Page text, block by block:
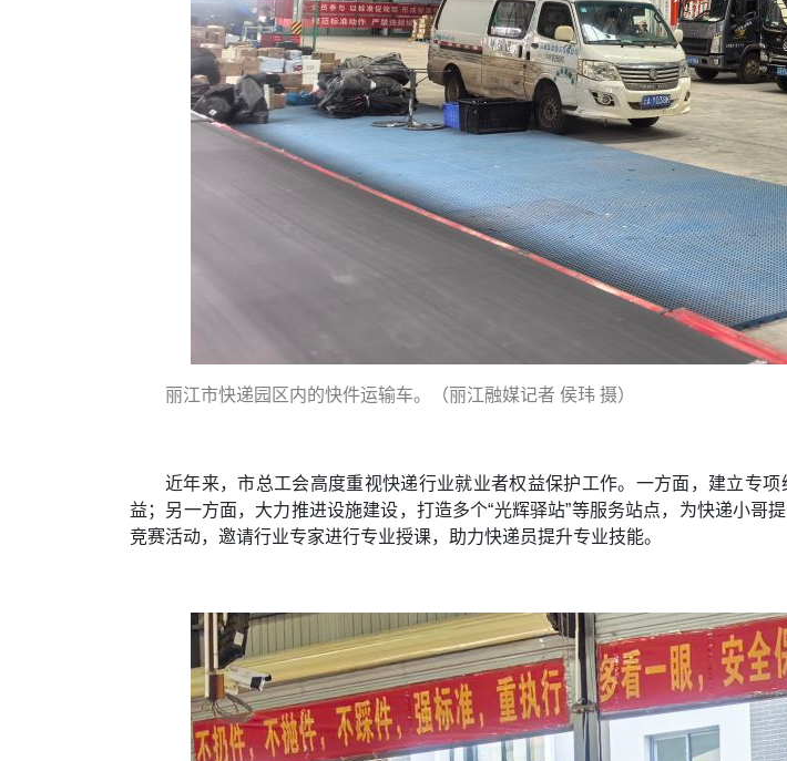
丽江市快递园区内的快件运输车。（丽江融媒记者 侯玮 摄）
近年来，市总工会高度重视快递行业就业者权益保护工作。一方面，建立专
益；另一方面，大力推进设施建设，打造多个“光辉驿站”等服务站点，为快递小
竞赛活动，邀请行业专家进行专业授课，助力快递员提升专业技能。